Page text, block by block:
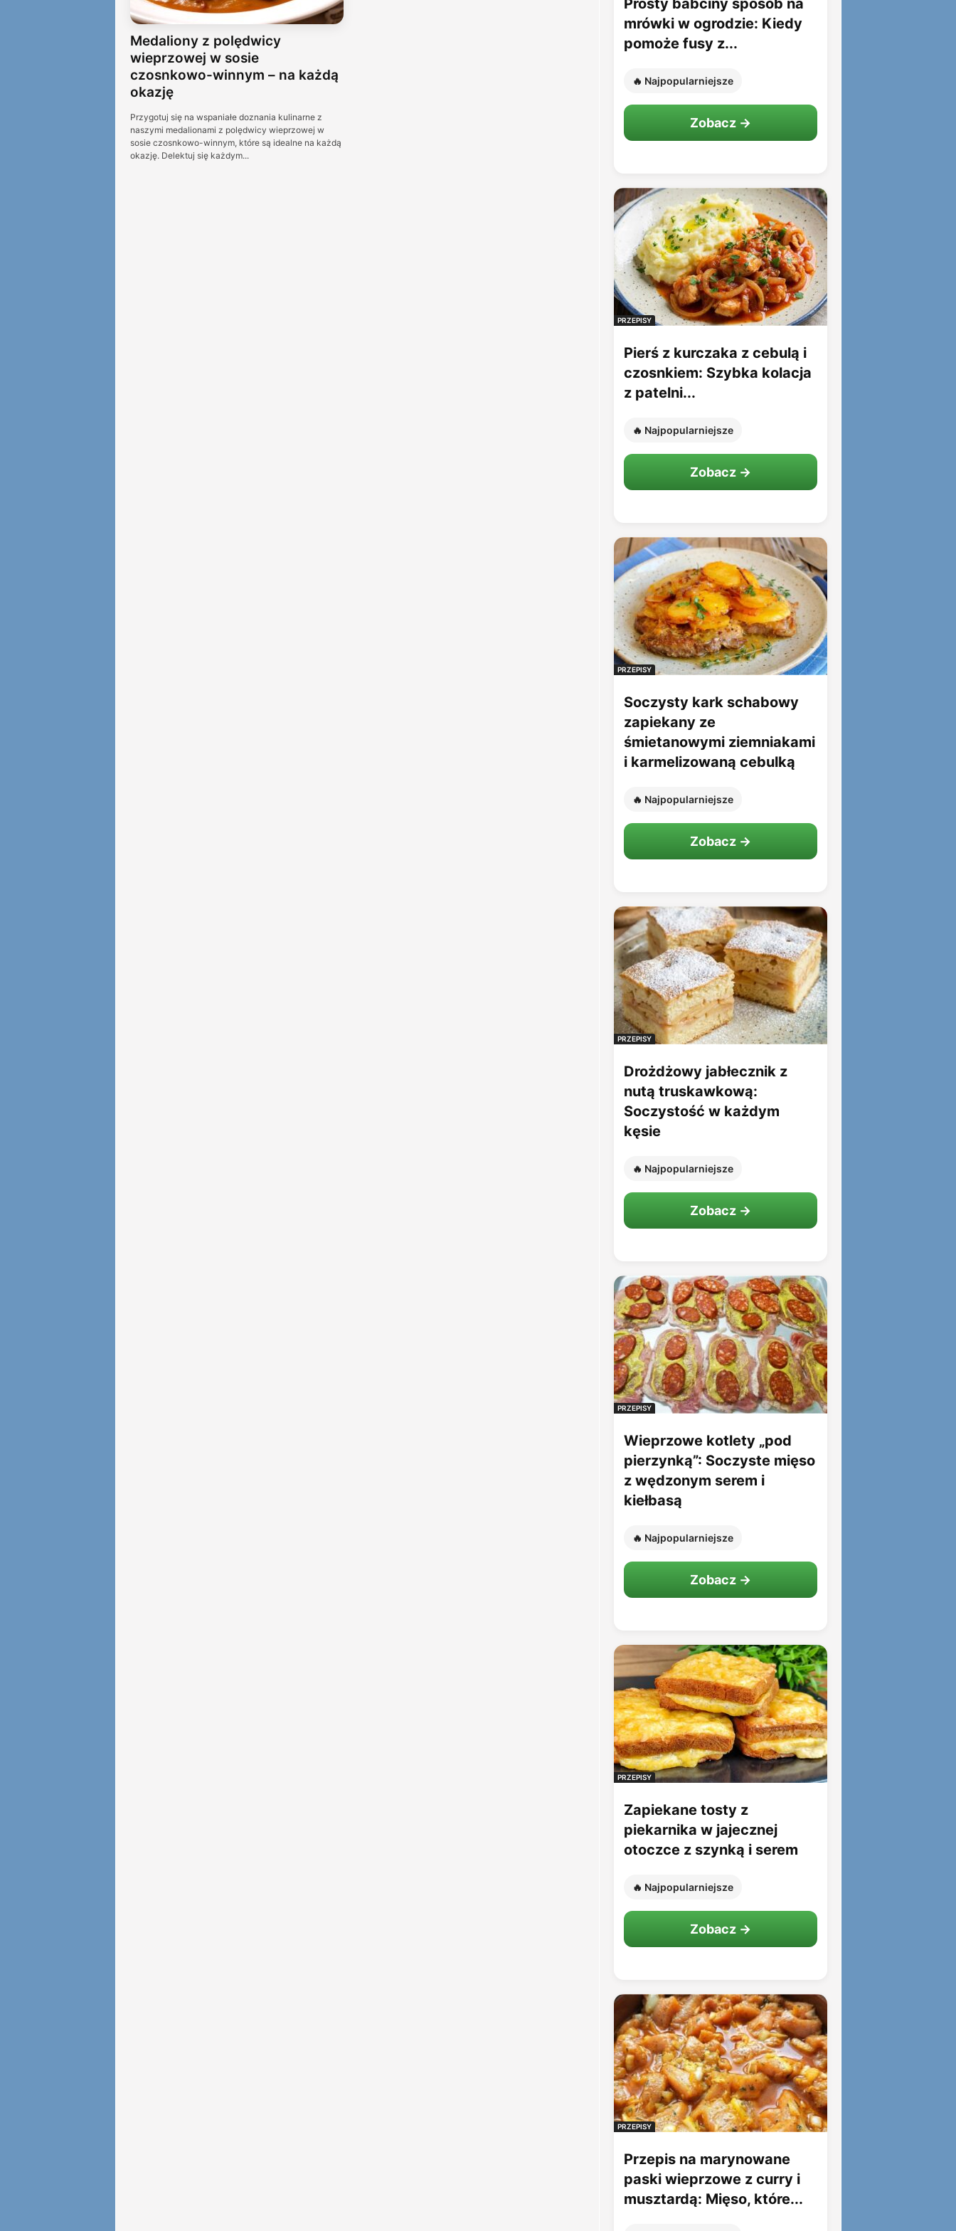
Medaliony z polędwicy
wieprzowej w sosie
czosnkowo-winnym – na każdą
okazję
Przygotuj się na wspaniałe doznania kulinarne z
naszymi medalionami z polędwicy wieprzowej w
sosie czosnkowo-winnym, które są idealne na każdą
okazję. Delektuj się każdym...
Prosty babciny sposób na
mrówki w ogrodzie: Kiedy
pomoże fusy z...
🔥 Najpopularniejsze
Zobacz →
PRZEPISY
Pierś z kurczaka z cebulą i
czosnkiem: Szybka kolacja
z patelni...
🔥 Najpopularniejsze
Zobacz →
PRZEPISY
Soczysty kark schabowy
zapiekany ze
śmietanowymi ziemniakami
i karmelizowaną cebulką
🔥 Najpopularniejsze
Zobacz →
PRZEPISY
Drożdżowy jabłecznik z
nutą truskawkową:
Soczystość w każdym
kęsie
🔥 Najpopularniejsze
Zobacz →
PRZEPISY
Wieprzowe kotlety „pod
pierzynką”: Soczyste mięso
z wędzonym serem i
kiełbasą
🔥 Najpopularniejsze
Zobacz →
PRZEPISY
Zapiekane tosty z
piekarnika w jajecznej
otoczce z szynką i serem
🔥 Najpopularniejsze
Zobacz →
PRZEPISY
Przepis na marynowane
paski wieprzowe z curry i
musztardą: Mięso, które...